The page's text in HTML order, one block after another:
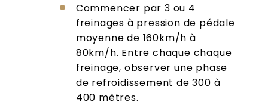
Commencer par 3 ou 4
freinages à pression de pédale
moyenne de 160km/h à
80km/h. Entre chaque chaque
freinage, observer une phase
de refroidissement de 300 à
400 mètres.